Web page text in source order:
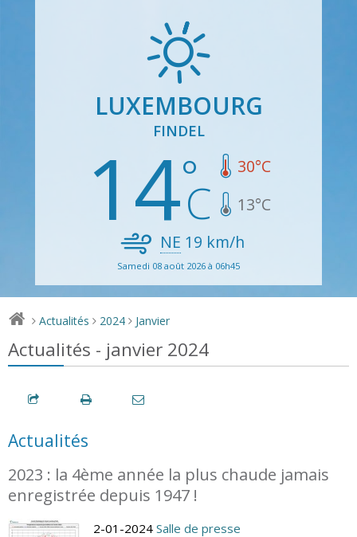
LUXEMBOURG
FINDEL
14 30°C
13°C
NE 19 km/h
Samedi 08 août 2026 à 06h45
> Actualités > 2024 > Janvier
Actualités - janvier 2024
Actualités
2023 : la 4ème année la plus chaude jamais
enregistrée depuis 1947 !
2-01-2024 Salle de presse